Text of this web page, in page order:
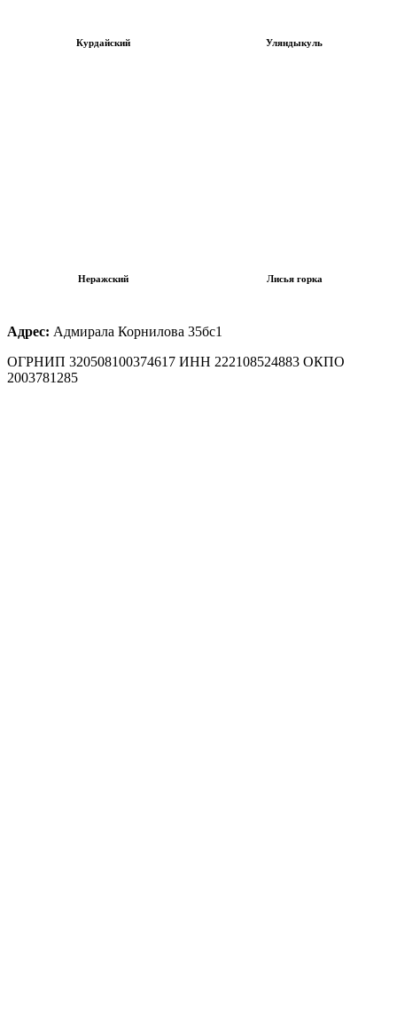
Курдайский Уляндыкуль
Неражский Лисья горка
Адрес: Адмирала Корнилова 35бс1
ОГРНИП 320508100374617 ИНН 222108524883 ОКПО
2003781285